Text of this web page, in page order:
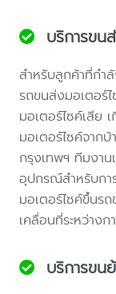
บริการขน
สำหรับลูกค้าที่กำ
รถขนส่งมอเตอร์ไ
มอเตอร์ไซค์เสีย
มอเตอร์ไซค์จาก
กรุงเทพฯ ทีมงาน
อุปกรณ์สำหรับกา
มอเตอร์ไซค์ขึ้นร
เคลื่อนที่ระหว่าง
บริการขน